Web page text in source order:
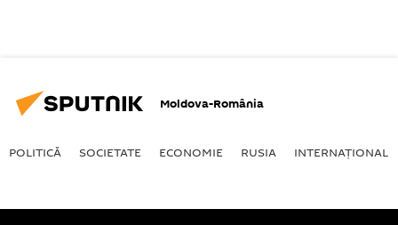
Moldova-România
POLITICĂ SOCIETATE ECONOMIE RUSIA INTERNAŢIONAL